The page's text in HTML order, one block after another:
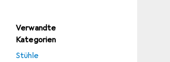
Verwandte
Kategorien
Stühle